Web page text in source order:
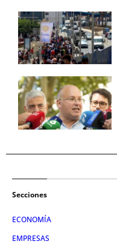
Secciones
ECONOMÍA
EMPRESAS